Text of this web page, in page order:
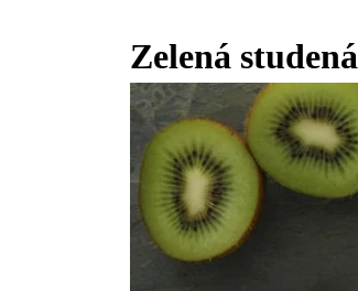
Zelená